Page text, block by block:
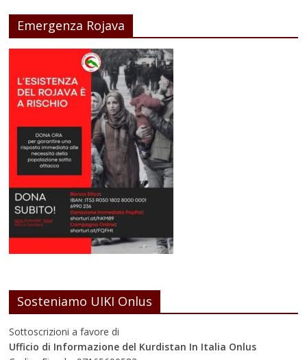
Emergenza Rojava
Sosteniamo UIKI Onlus
Sottoscrizioni a favore di
Ufficio di Informazione del Kurdistan In Italia Onlus